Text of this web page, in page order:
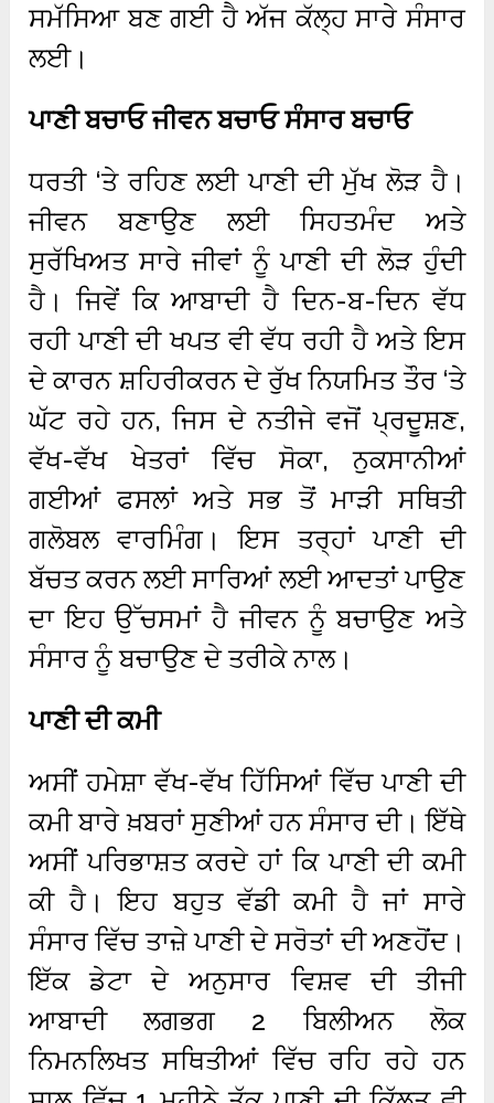
ਸਮੱਸਿਆ ਬਣ ਗਈ ਹੈ ਅੱਜ ਕੱਲ੍ਹ ਸਾਰੇ ਸੰਸਾਰ
ਲਈ।
ਪਾਣੀ ਬਚਾਓ ਜੀਵਨ ਬਚਾਓ ਸੰਸਾਰ ਬਚਾਓ
ਧਰਤੀ ‘ਤੇ ਰਹਿਣ ਲਈ ਪਾਣੀ ਦੀ ਮੁੱਖ ਲੋੜ ਹੈ।
ਜੀਵਨ ਬਣਾਉਣ ਲਈ ਸਿਹਤਮੰਦ ਅਤੇ
ਸੁਰੱਖਿਅਤ ਸਾਰੇ ਜੀਵਾਂ ਨੂੰ ਪਾਣੀ ਦੀ ਲੋੜ ਹੁੰਦੀ
ਹੈ। ਜਿਵੇਂ ਕਿ ਆਬਾਦੀ ਹੈ ਦਿਨ-ਬ-ਦਿਨ ਵੱਧ
ਰਹੀ ਪਾਣੀ ਦੀ ਖਪਤ ਵੀ ਵੱਧ ਰਹੀ ਹੈ ਅਤੇ ਇਸ
ਦੇ ਕਾਰਨ ਸ਼ਹਿਰੀਕਰਨ ਦੇ ਰੁੱਖ ਨਿਯਮਿਤ ਤੌਰ ‘ਤੇ
ਘੱਟ ਰਹੇ ਹਨ, ਜਿਸ ਦੇ ਨਤੀਜੇ ਵਜੋਂ ਪ੍ਰਦੂਸ਼ਣ,
ਵੱਖ-ਵੱਖ ਖੇਤਰਾਂ ਵਿੱਚ ਸੋਕਾ, ਨੁਕਸਾਨੀਆਂ
ਗਈਆਂ ਫਸਲਾਂ ਅਤੇ ਸਭ ਤੋਂ ਮਾੜੀ ਸਥਿਤੀ
ਗਲੋਬਲ ਵਾਰਮਿੰਗ। ਇਸ ਤਰ੍ਹਾਂ ਪਾਣੀ ਦੀ
ਬੱਚਤ ਕਰਨ ਲਈ ਸਾਰਿਆਂ ਲਈ ਆਦਤਾਂ ਪਾਉਣ
ਦਾ ਇਹ ਉੱਚਸਮਾਂ ਹੈ ਜੀਵਨ ਨੂੰ ਬਚਾਉਣ ਅਤੇ
ਸੰਸਾਰ ਨੂੰ ਬਚਾਉਣ ਦੇ ਤਰੀਕੇ ਨਾਲ।
ਪਾਣੀ ਦੀ ਕਮੀ
ਅਸੀਂ ਹਮੇਸ਼ਾ ਵੱਖ-ਵੱਖ ਹਿੱਸਿਆਂ ਵਿੱਚ ਪਾਣੀ ਦੀ
ਕਮੀ ਬਾਰੇ ਖ਼ਬਰਾਂ ਸੁਣੀਆਂ ਹਨ ਸੰਸਾਰ ਦੀ। ਇੱਥੇ
ਅਸੀਂ ਪਰਿਭਾਸ਼ਤ ਕਰਦੇ ਹਾਂ ਕਿ ਪਾਣੀ ਦੀ ਕਮੀ
ਕੀ ਹੈ। ਇਹ ਬਹੁਤ ਵੱਡੀ ਕਮੀ ਹੈ ਜਾਂ ਸਾਰੇ
ਸੰਸਾਰ ਵਿੱਚ ਤਾਜ਼ੇ ਪਾਣੀ ਦੇ ਸਰੋਤਾਂ ਦੀ ਅਣਹੋਂਦ।
ਇੱਕ ਡੇਟਾ ਦੇ ਅਨੁਸਾਰ ਵਿਸ਼ਵ ਦੀ ਤੀਜੀ
ਆਬਾਦੀ ਲਗਭਗ 2 ਬਿਲੀਅਨ ਲੋਕ
ਨਿਮਨਲਿਖਤ ਸਥਿਤੀਆਂ ਵਿੱਚ ਰਹਿ ਰਹੇ ਹਨ